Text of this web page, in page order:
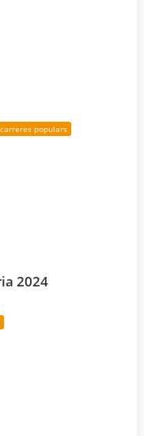
carreres populars
2024